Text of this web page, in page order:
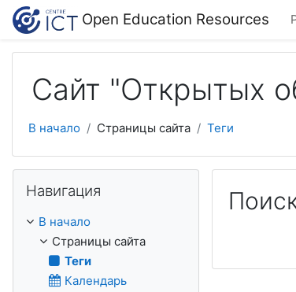
Перейти к основному содержанию
Open Education Resources
Сайт "Открытых
В начало Страницы сайта Теги
Навигация
В начало
Страницы сайта
Теги
Календарь